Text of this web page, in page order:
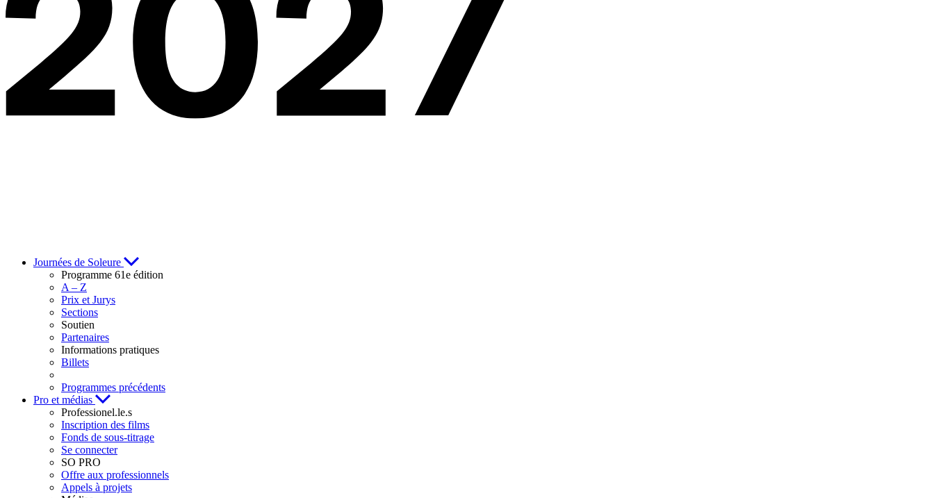
Journées de Soleure
Programme 61e édition
A – Z
Prix et Jurys
Sections
Soutien
Partenaires
Informations pratiques
Billets
Programmes précédents
Pro et médias
Professionel.le.s
Inscription des films
Fonds de sous-titrage
Se connecter
SO PRO
Offre aux professionnels
Appels à projets